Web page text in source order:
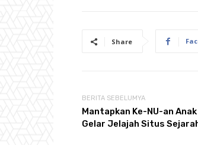
Share
BERITA SEBELUMYA
Mantapkan Ke-NU-an
Gelar Jelajah Situs